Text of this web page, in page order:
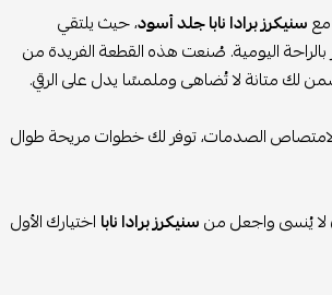
سنيكرز برادا نابا جلد أسود، حيث يلتقي
بالراحة اليومية. صُنعت هذه القطعة الفريدة من
لك متانة لا تُضاهى وملمسًا يدل على الرقي.
الصدمات، توفر لك خطوات مريحة طوال
لا يُنسى واجعل منسنيكرز برادا نابا اختيارك الأول